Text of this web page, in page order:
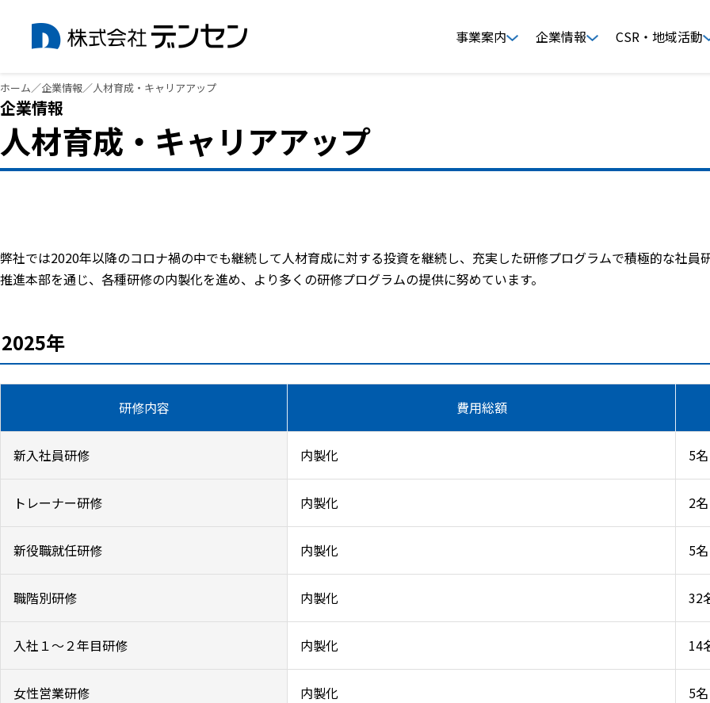
内
容
ス
キ
事業案内 企業情報 CSR・地域活動
ホーム／企業情報／人材育成・キャリアアップ
企業情報
人材育成・キャリアアップ
弊社では2020年以降のコロナ禍の中でも継続して人材育成に対する投資を継続し、充実した研修プログラムで積極的な社
推進本部を通じ、各種研修の内製化を進め、より多くの研修プログラムの提供に努めています。
2025年
研修内容 費用総額
新入社員研修 内製化 5名
トレーナー研修 内製化 2名
新役職就任研修 内製化 5名
職階別研修 内製化 32
入社１～２年目研修 内製化 14
女性営業研修 内製化 5名